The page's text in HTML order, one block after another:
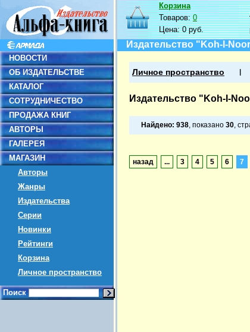
НОВОСТИ
ОБ ИЗДАТЕЛЬСТВЕ
КАТАЛОГ
СОТРУДНИЧЕСТВО
ПРОДАЖА КНИГ
АВТОРЫ
ГАЛЕРЕЯ
МАГАЗИН
Авторы
Жанры
Издательства
Серии
Новинки
Рейтинги
Корзина
Личное пространство
Поиск
Корзина
Товаров:0
Цена:0 руб.
Издательство "Koh-I-
Личное пространство
Издательство "Koh-I-
Найдено: 938, показано 30,
назад ... 3 4 5 6 7